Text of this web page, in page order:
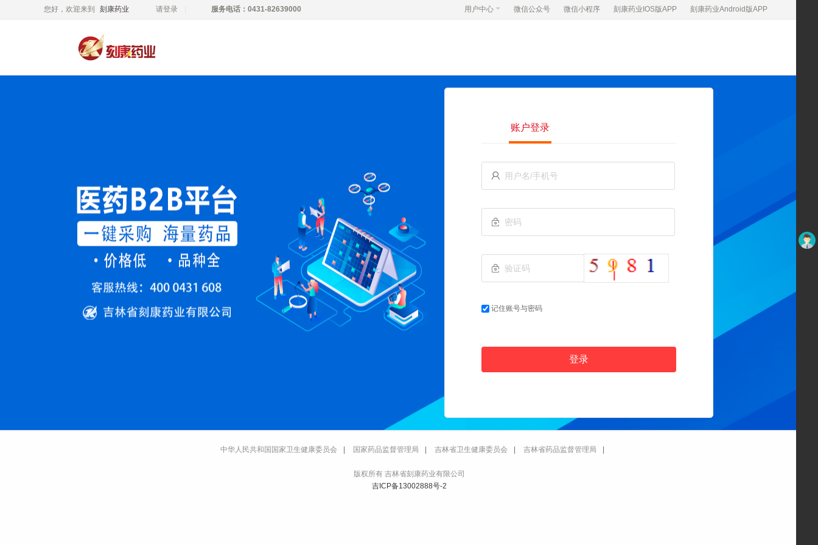
您好，欢迎来到 刻康药业 请登录 服务电话：0431-82639000 用户中心 微信公众号 微信小程序 刻康药业IOS版APP 刻康药业Android版APP
账户登录


 看不清，换一张
记住账号与密码
中华人民共和国国家卫生健康委员会 国家药品监督管理局 吉林省卫生健康委员会 吉林省药品监督管理局
版权所有 吉林省刻康药业有限公司
吉ICP备13002888号-2